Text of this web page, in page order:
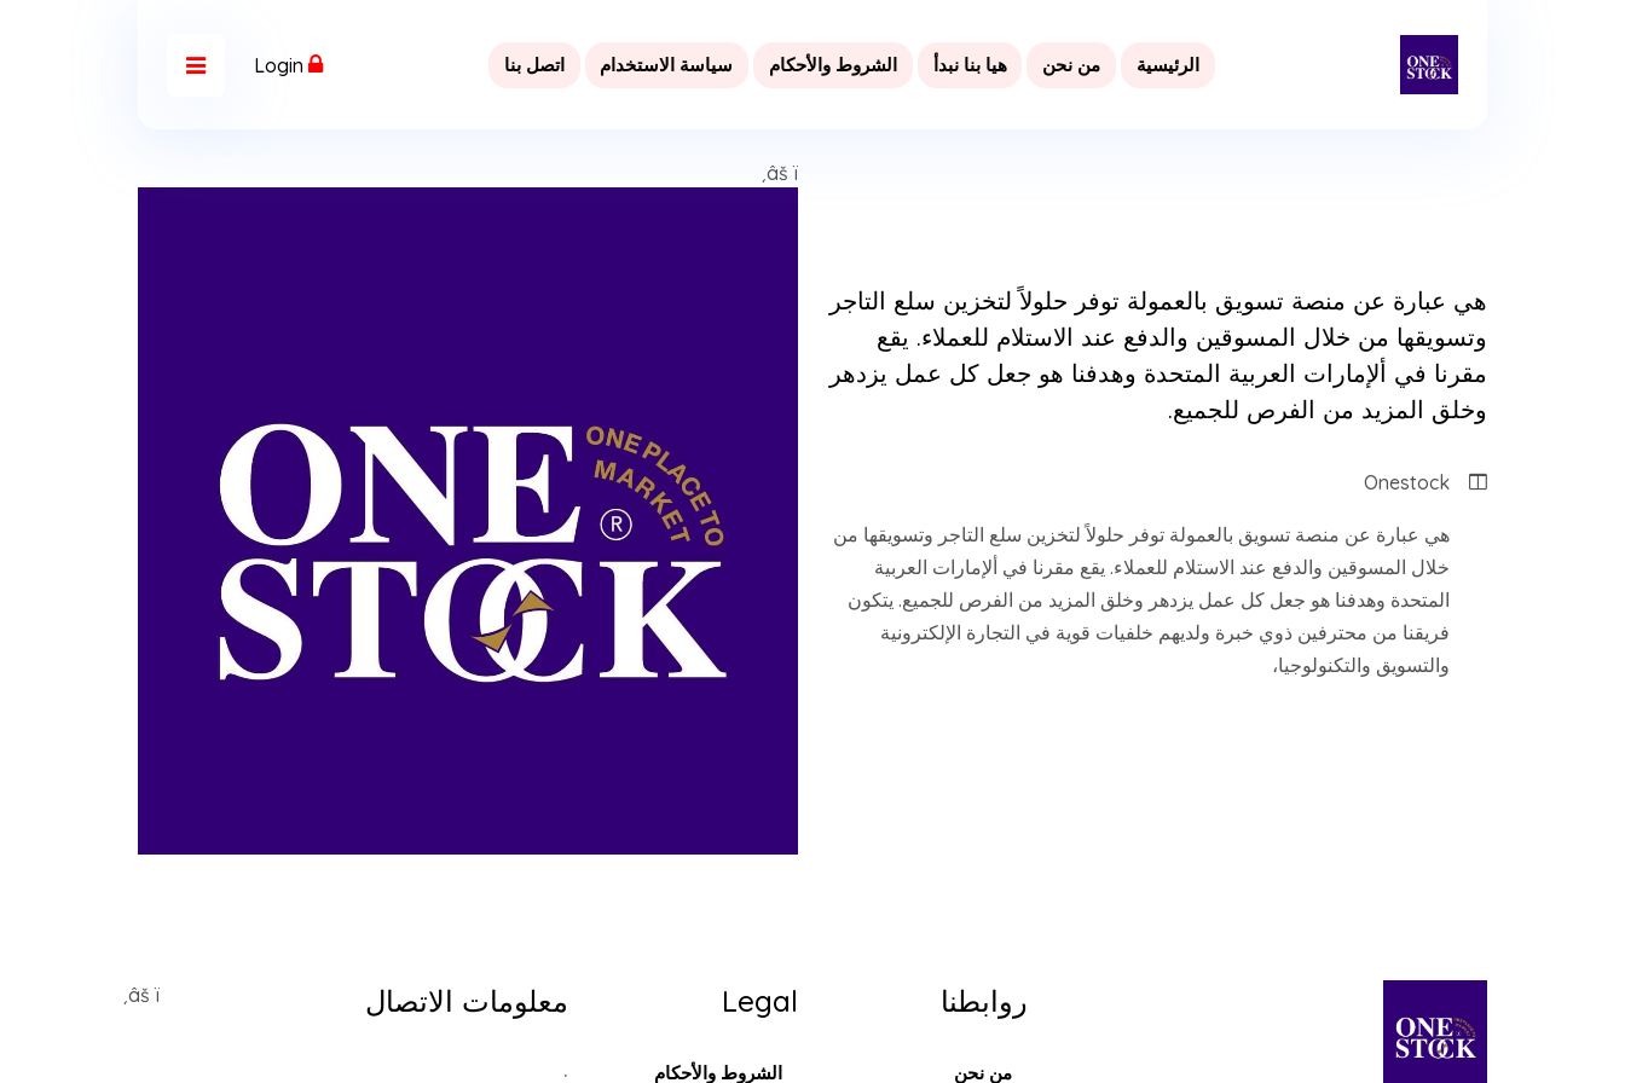
الرئيسية من نحن هيا بنا نبدأ الشروط والأحكام سياسة الاستخدام اتصل بنا
هي عبارة عن منصة تسويق بالعمولة توفر حلولاً لتخزين سلع التاجر
وتسويقها من خلال المسوقين والدفع عند الاستلام للعملاء. يقع
مقرنا في ألإمارات العربية المتحدة وهدفنا هو جعل كل عمل يزدهر
وخلق المزيد من الفرص للجميع.
Onestock
هي عبارة عن منصة تسويق بالعمولة توفر حلولاً لتخزين سلع التاجر وتسويقها من
خلال المسوقين والدفع عند الاستلام للعملاء. يقع مقرنا في ألإمارات العربية
المتحدة وهدفنا هو جعل كل عمل يزدهر وخلق المزيد من الفرص للجميع. يتكون
فريقنا من محترفين ذوي خبرة ولديهم خلفيات قوية في التجارة الإلكترونية
والتسويق والتكنولوجيا،
روابطنا
من نحن
Legal
الشروط والأحكام
معلومات الاتصال
.